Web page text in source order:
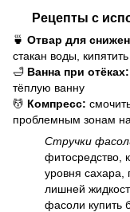
Рецепты с
🍵 Отвар для
стакан воды,
🛁 Ванна при отёках:
тёплую ванну
💆 Компресс:
проблемным зонам
Стручки
фитосредство,
уровня
лишней
фасоли купить